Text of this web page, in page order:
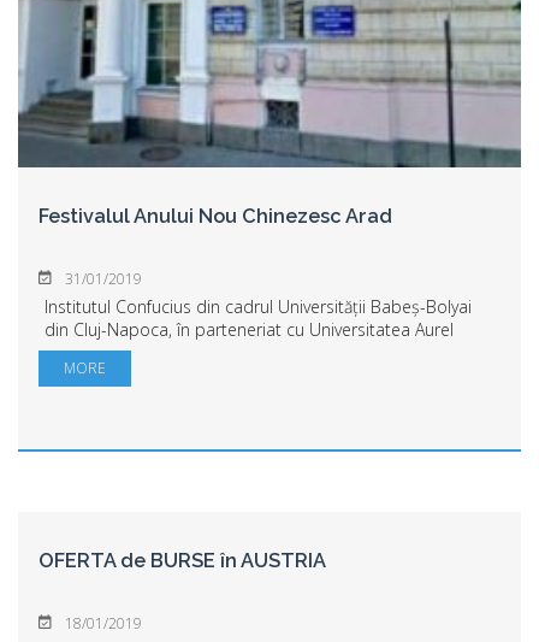
Festivalul Anului Nou Chinezesc Arad
31/01/2019
Institutul Confucius din cadrul Universității Babeș-Bolyai
din Cluj-Napoca, în parteneriat cu Universitatea Aurel
Vlaicu din Arad, au plăcerea să vă invite la Festivalul Anului
Nou Chinezesc. Evenimen...
MORE
OFERTA de BURSE în AUSTRIA
18/01/2019